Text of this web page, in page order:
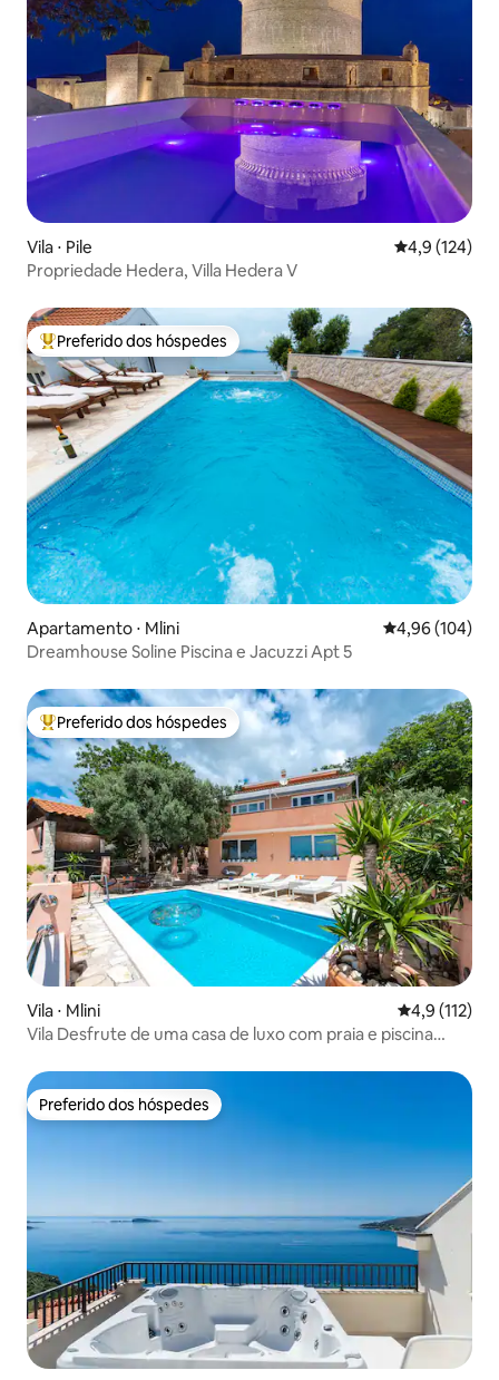
Vila ⋅ Pile 4,9 de uma
4,9 (124)
Propriedade Hedera, Villa Hedera V
Entre os melhores preferidos dos hóspedes
Preferido dos hóspedes
Apartamento ⋅ Mlini 4,96 de uma
4,96 (104)
Dreamhouse Soline Piscina e Jacuzzi Apt 5
Entre os melhores preferidos dos hóspedes
Preferido dos hóspedes
Vila ⋅ Mlini 4,9 de uma
4,9 (112)
Vila Desfrute de uma casa de luxo com praia e piscina
Preferido dos hóspedes
Preferido dos hóspedes